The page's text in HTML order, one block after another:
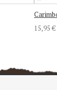
15,95 €